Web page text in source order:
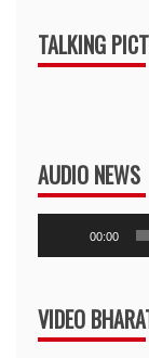
TALKING
AUDIO NEWS
Player
00:00
VIDEO